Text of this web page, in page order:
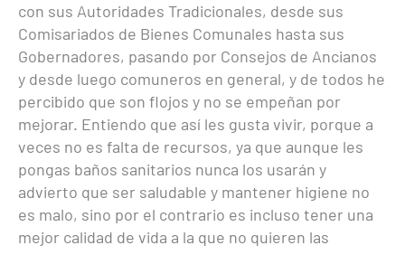
con sus Autoridades Tradicionales, desde sus
Comisariados de Bienes Comunales hasta sus
Gobernadores, pasando por Consejos de Ancianos
y desde luego comuneros en general, y de todos he
percibido que son flojos y no se empeñan por
mejorar. Entiendo que así les gusta vivir, porque a
veces no es falta de recursos, ya que aunque les
pongas baños sanitarios nunca los usarán y
advierto que ser saludable y mantener higiene no
es malo, sino por el contrario es incluso tener una
mejor calidad de vida a la que no quieren las